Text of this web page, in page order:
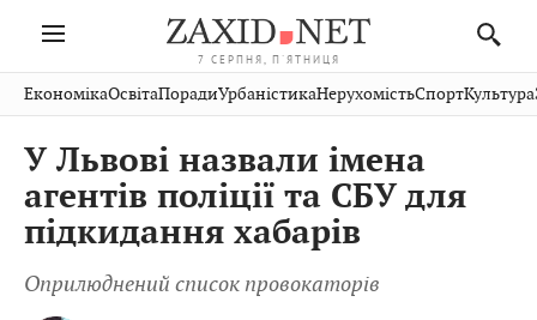
7 СЕРПНЯ, П'ЯТНИЦЯ
Івано-
Франківськ
Волинь
Закарпаття
Рівне
Шептицький
Стрий
Хмельницький
Публікації
Авто СловкоКультура
Кіно Дім СпортКраєзнавство
ФотоОсвітаНерухомість
Домашні
ЕкономікаОсвітаПорадиУрбаністикаНерухомістьСпортКультура
У Львові назвали імена
агентів поліції та СБУ для
підкидання хабарів
Оприлюднений список провокаторів